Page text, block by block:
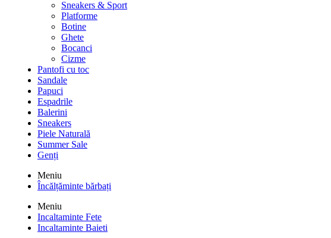
Sneakers & Sport
Platforme
Botine
Ghete
Bocanci
Cizme
Pantofi cu toc
Sandale
Papuci
Espadrile
Balerini
Sneakers
Piele Naturală
Summer Sale
Genți
Meniu
Încălțăminte bărbați
Meniu
Incaltaminte Fete
Incaltaminte Baieti